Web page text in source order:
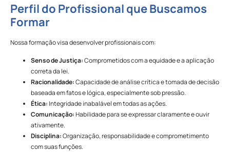
Perfil do Profissional que Buscamos
Formar
Nossa formação visa desenvolver profissionais com:
Senso de Justiça:Comprometidos com a equidade e a aplicação
correta da lei.
Racionalidade:Capacidade de análise crítica e tomada de decisão
baseada em fatos e lógica, especialmente sob pressão.
Ética: Integridade inabalável em todas as ações.
Comunicação:Habilidade para se expressar claramente e ouvir
ativamente.
Disciplina:Organização, responsabilidade e comprometimento
com suas funções.